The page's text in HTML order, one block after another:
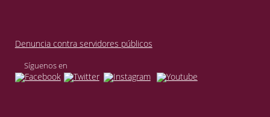
Denuncia contra servidores públicos
Síguenos en